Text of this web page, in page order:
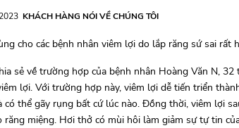
KHÁCH HÀNG NÓI VỀ CHÚNG TÔI
cho các bệnh nhân viêm lợi do lắp răng sứ sai rất
sẻ về trường hợp của bệnh nhân Hoàng Văn N,
lợi. Với trường hợp này, viêm lợi dễ tiến triển
có thể gãy rụng bất cứ lúc nào. Đồng thời, viêm lợi
răng miệng. Hơi thở có mùi hôi làm giảm sự tự tin